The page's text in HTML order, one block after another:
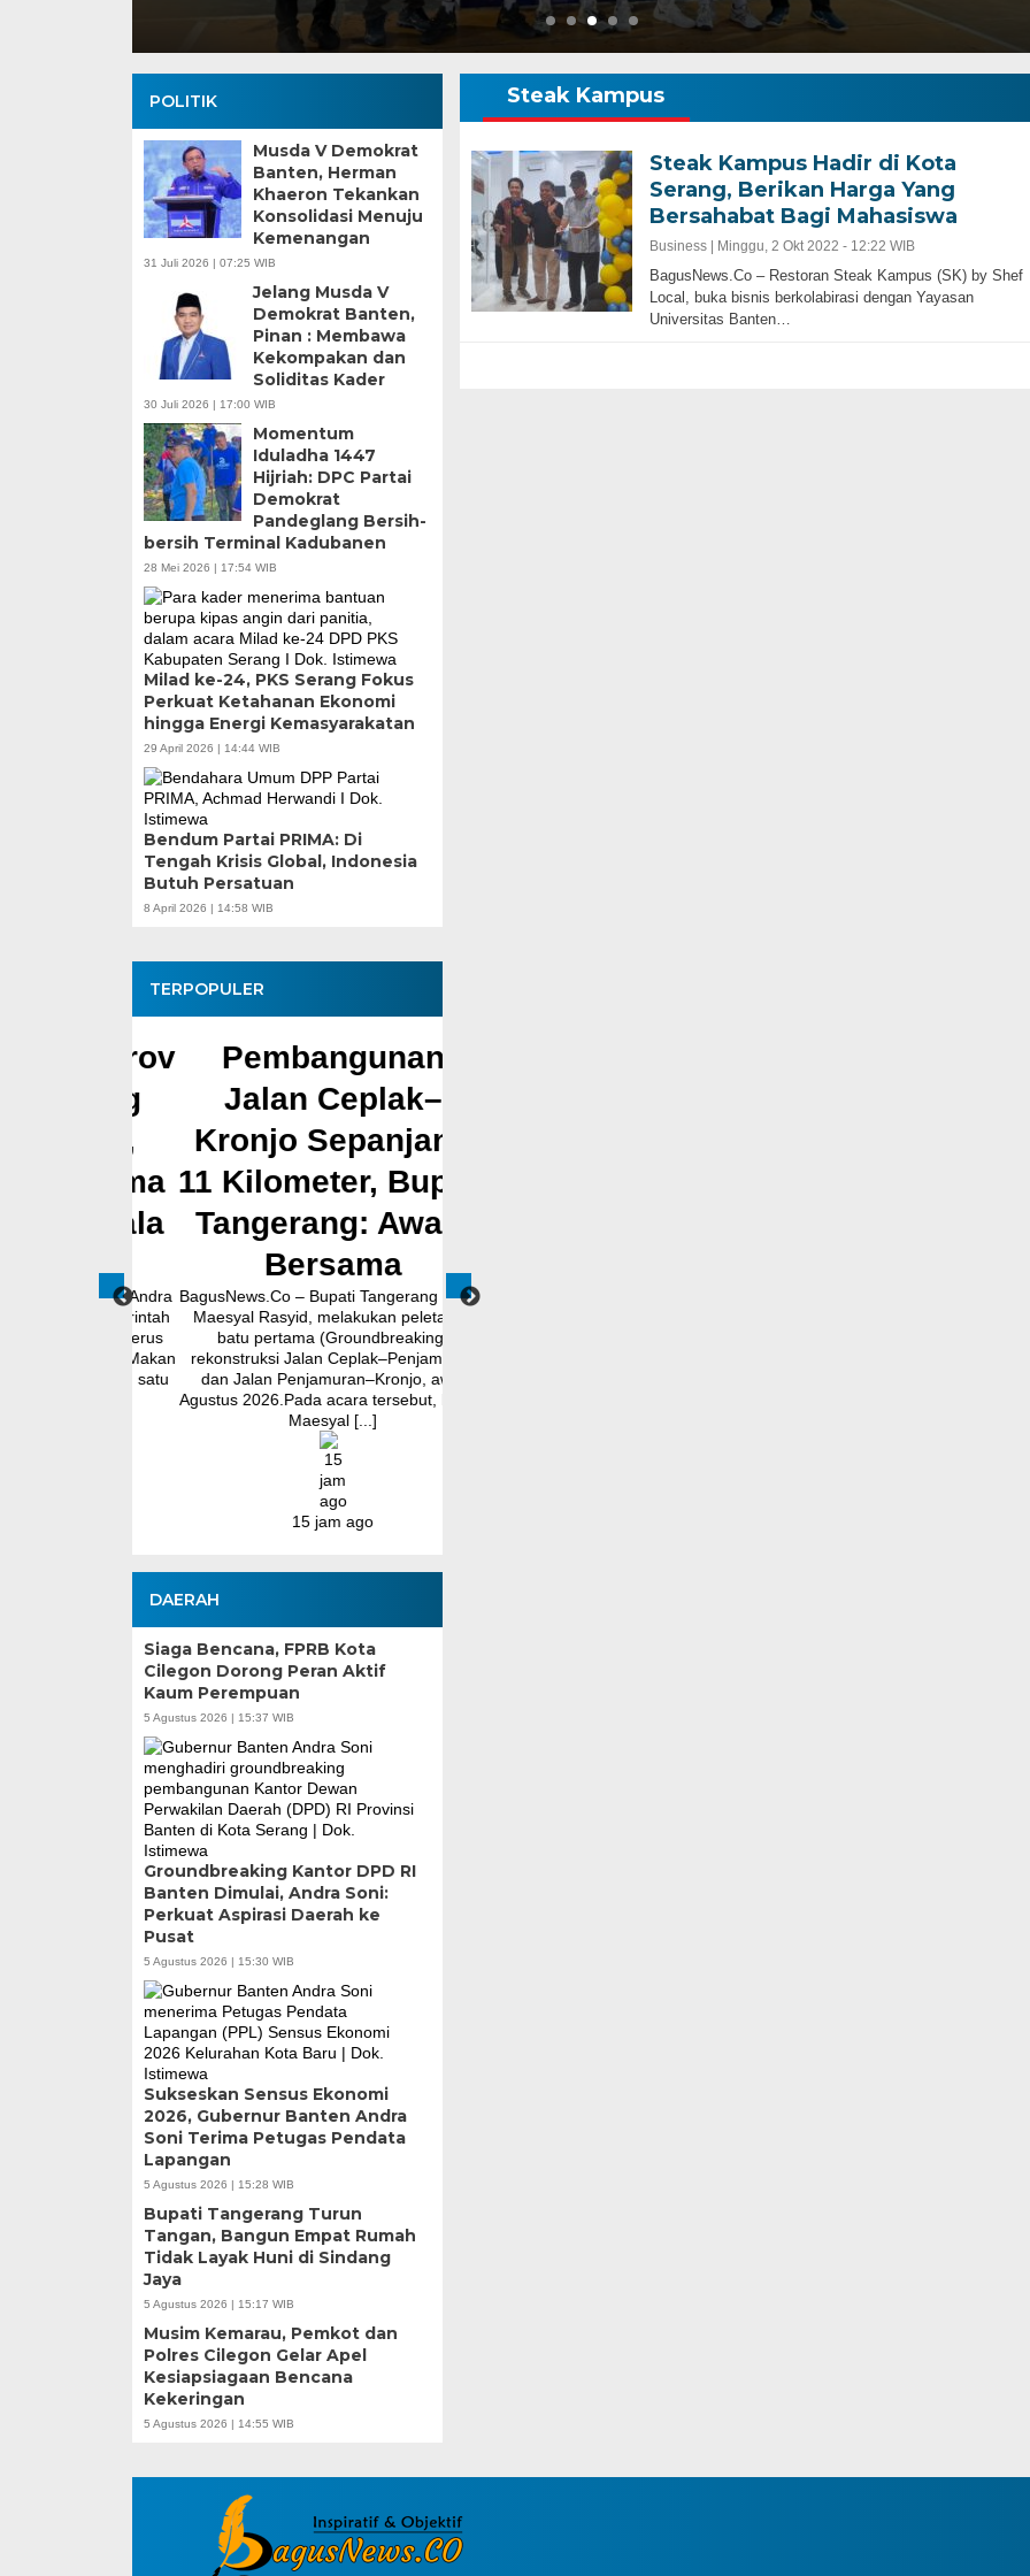
POLITIK
Musda V Demokrat
Banten, Herman
Khaeron Tekankan
Konsolidasi Menuju
Kemenangan
31 Juli 2026 | 07:25 WIB
Jelang Musda V
Demokrat Banten,
Pinan : Membawa
Kekompakan dan
Soliditas Kader
30 Juli 2026 | 17:00 WIB
Momentum
Iduladha 1447
Hijriah: DPC Partai
Demokrat
Pandeglang Bersih-
bersih Terminal Kadubanen
28 Mei 2026 | 17:54 WIB
Milad ke-24, PKS Serang Fokus
Perkuat Ketahanan Ekonomi
hingga Energi Kemasyarakatan
29 April 2026 | 14:44 WIB
Bendum Partai PRIMA: Di
Tengah Krisis Global, Indonesia
Butuh Persatuan
8 April 2026 | 14:58 WIB
TERPOPULER
Banten Andra
Pembangunan
Jalan Ceplak–
Kronjo Sepanjang
11 Kilometer, Bupati
Tangerang: Awasi
Bersama
BagusNews.Co – Bupati Tangerang Moch.
Maesyal Rasyid, melakukan peletakan
batu pertama (Groundbreaking)
rekonstruksi Jalan Ceplak–Penjamuran
dan Jalan Penjamuran–Kronjo, awal
Agustus 2026.Pada acara tersebut, Bupati
Maesyal [...]
15 jam ago
BagusNews.Co – Ketua Tim Pembina
DAERAH
Siaga Bencana, FPRB Kota
Cilegon Dorong Peran Aktif
Kaum Perempuan
5 Agustus 2026 | 15:37 WIB
Groundbreaking Kantor DPD RI
Banten Dimulai, Andra Soni:
Perkuat Aspirasi Daerah ke
Pusat
5 Agustus 2026 | 15:30 WIB
Sukseskan Sensus Ekonomi
2026, Gubernur Banten Andra
Soni Terima Petugas Pendata
Lapangan
5 Agustus 2026 | 15:28 WIB
Bupati Tangerang Turun
Tangan, Bangun Empat Rumah
Tidak Layak Huni di Sindang
Jaya
5 Agustus 2026 | 15:17 WIB
Musim Kemarau, Pemkot dan
Polres Cilegon Gelar Apel
Kesiapsiagaan Bencana
Kekeringan
5 Agustus 2026 | 14:55 WIB
Steak Kampus
Steak Kampus Hadir di Kota
Serang, Berikan Harga Yang
Bersahabat Bagi Mahasiswa
Business | Minggu, 2 Okt 2022 - 12:22 WIB
BagusNews.Co – Restoran Steak Kampus (SK) by Shef
Local, buka bisnis berkolabirasi dengan Yayasan
Universitas Banten…
Teknokratif